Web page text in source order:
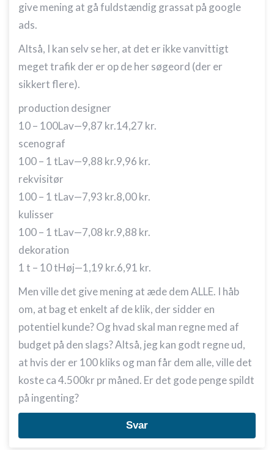
give mening at gå fuldstændig grassat på google
ads.
Altså, I kan selv se her, at det er ikke vanvittigt
meget trafik der er op de her søgeord (der er
sikkert flere).
production designer
10 – 100Lav—9,87 kr.14,27 kr.
scenograf
100 – 1 tLav—9,88 kr.9,96 kr.
rekvisitør
100 – 1 tLav—7,93 kr.8,00 kr.
kulisser
100 – 1 tLav—7,08 kr.9,88 kr.
dekoration
1 t – 10 tHøj—1,19 kr.6,91 kr.
Men ville det give mening at æde dem ALLE. I håb
om, at bag et enkelt af de klik, der sidder en
potentiel kunde? Og hvad skal man regne med af
budget på den slags? Altså, jeg kan godt regne ud,
at hvis der er 100 kliks og man får dem alle, ville det
koste ca 4.500kr pr måned. Er det gode penge spildt
på ingenting?
Svar